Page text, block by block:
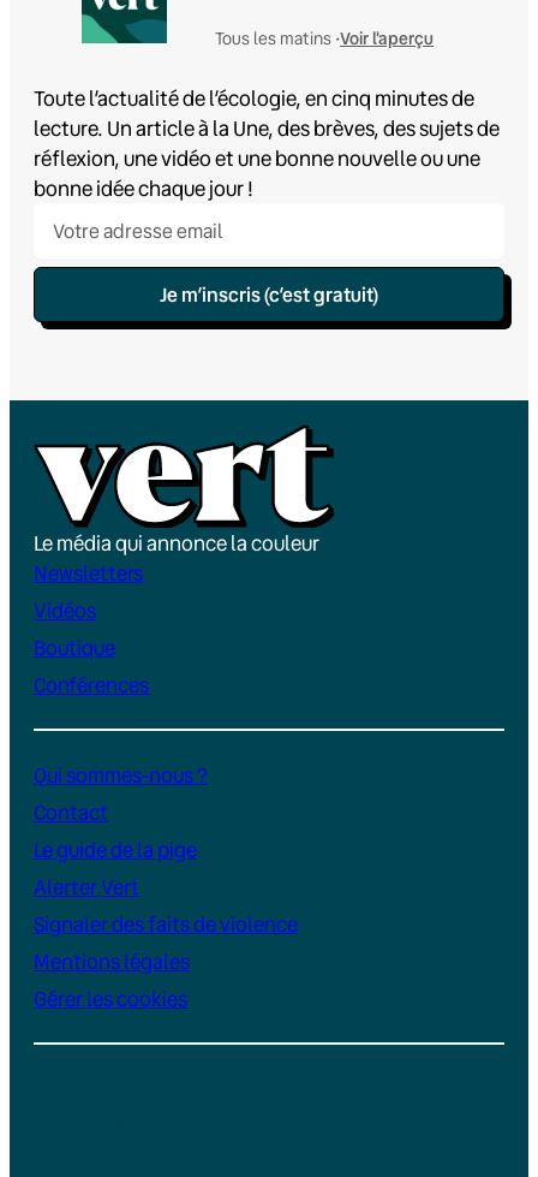
Tous les matins •Voir l'aperçu
Toute l’actualité de l’écologie, en cinq minutes de
lecture. Un article à la Une, des brèves, des sujets de
réflexion, une vidéo et une bonne nouvelle ou une
bonne idée chaque jour !
Je m’inscris (c’est gratuit)
Le média qui annonce la couleur
Newsletters
Vidéos
Boutique
Conférences
Qui sommes-nous ?
Contact
Le guide de la pige
Alerter Vert
Signaler des faits de violence
Mentions légales
Gérer les cookies